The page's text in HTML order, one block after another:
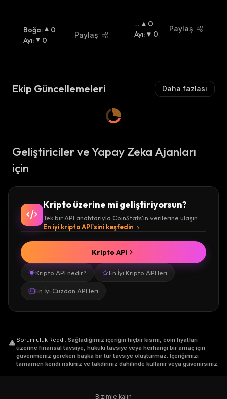
Boğa:
0
Ayı: 0
Paylaş
B
O
0
Ayı: 0
Paylaş
Ekip Güncellemeleri Daha fazlası
Geliştiriciler ve Yapay Zeka Ajanları
için
Kripto üzerine mi geliştiriyorsun?
Tek bir API anahtarıyla CoinStats'in verilerine ulaşın.
En iyi kripto API'sini keşfedin
Kripto API nedir? En İyi Kripto API'leri
En İyi Cüzdan API'leri
Kripto API
Sorumluluk Reddi. Sağladığımız içeriğin hiçbir kısmı, coin fiyatları
üzerine finansal tavsiye, hukuki tavsiye veya herhangi bir amaç için
güvenmeniz gereken başka bir tür tavsiye oluşturmaz. İçeriğimizi
tamamen kendi riskiniz ve takdiriniz dahilinde kullanır veya güvenirsiniz.
Bizimle kalın